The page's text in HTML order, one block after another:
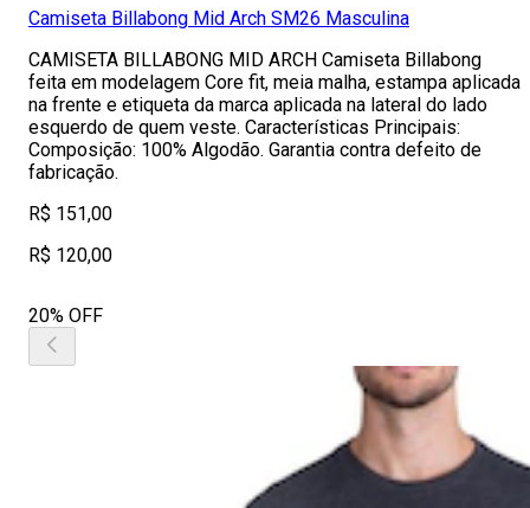
Camiseta Billabong Mid Arch SM26 Masculina
CAMISETA BILLABONG MID ARCH Camiseta Billabong
feita em modelagem Core fit, meia malha, estampa aplicada
na frente e etiqueta da marca aplicada na lateral do lado
esquerdo de quem veste. Características Principais:
Composição: 100% Algodão. Garantia contra defeito de
fabricação.
R$ 151,00
R$ 120,00
20% OFF